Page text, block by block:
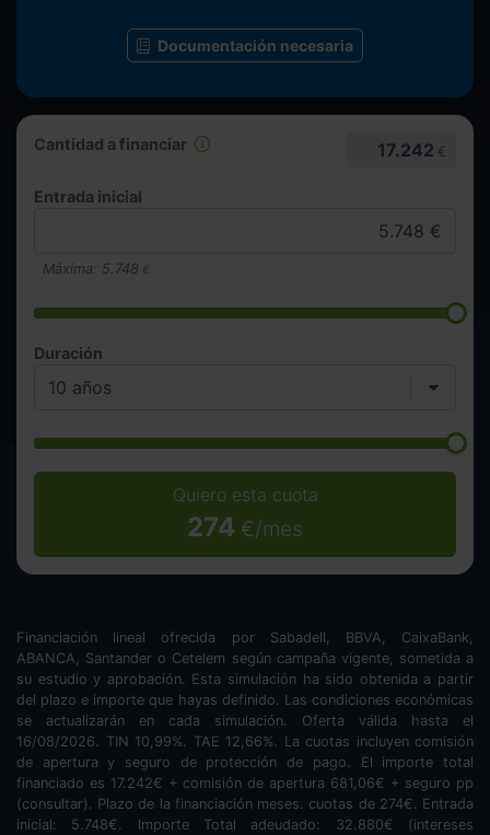
Cantidad a financiar 17.242 €
Entrada inicial
Máxima: 5.748 €
Duración
Quiero esta cuota
274 €/mes
Documentación necesaria
Financiación lineal ofrecida por Sabadell, BBVA, CaixaBank,
ABANCA, Santander o Cetelem según campaña vigente, sometida a
su estudio y aprobación. Esta simulación ha sido obtenida a partir
del plazo e importe que hayas definido. Las condiciones económicas
se actualizarán en cada simulación. Oferta válida hasta el
16/08/2026. TIN 10,99%. TAE 12,66%. La cuotas incluyen comisión
de apertura y seguro de protección de pago. El importe total
financiado es 17.242€ + comisión de apertura 681,06€ + seguro pp
(consultar). Plazo de la financiación meses. cuotas de 274€. Entrada
inicial: 5.748€. Importe Total adeudado: 32.880€ (intereses